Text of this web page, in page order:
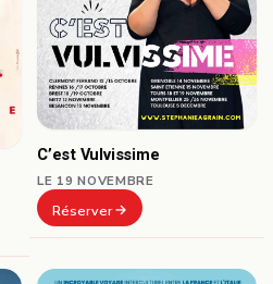
C’est Vulvissime
LE 19 NOVEMBRE
Réserver